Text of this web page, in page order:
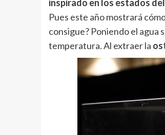
inspirado en los estados
Pues este año mostrará
consigue? Poniendo el agua
temperatura. Al extraer la